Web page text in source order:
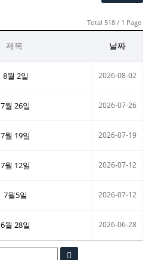
Total 518 / 1 Page
제목 날짜
8월 2일 2026-08-02
7월 26일 2026-07-26
7월 19일 2026-07-19
7월 12일 2026-07-12
7월5일 2026-07-12
6월 28일 2026-06-28